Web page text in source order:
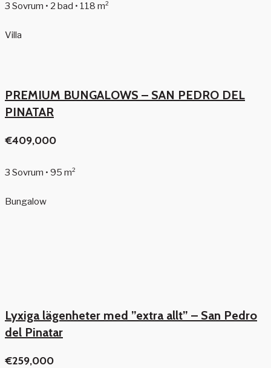
3 Sovrum • 2 bad • 118 m²
Villa
PREMIUM BUNGALOWS – SAN PEDRO DEL
PINATAR
€409,000
3 Sovrum • 95 m²
Bungalow
Lyxiga lägenheter med ”extra allt” – San Pedro
del Pinatar
€259,000